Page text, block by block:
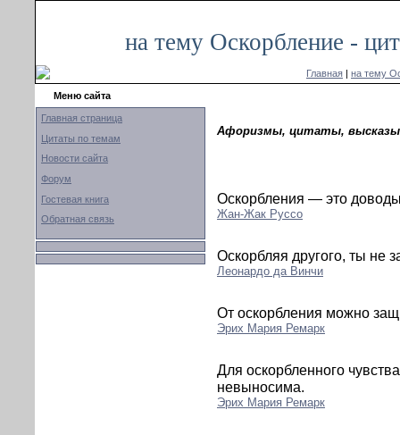
на тему Оскорбление -
Главная | на тему
Меню сайта
Главная страница
Цитаты по темам
Новости сайта
Форум
Гостевая книга
Обратная связь
Афоризмы, цитаты,
Оскорбления — это
Жан-Жак Руссо
Оскорбляя другого, ты не
Леонардо да Винчи
От оскорбления можно
Эрих Мария Ремарк
Для оскорбленного
невыносима.
Эрих Мария Ремарк